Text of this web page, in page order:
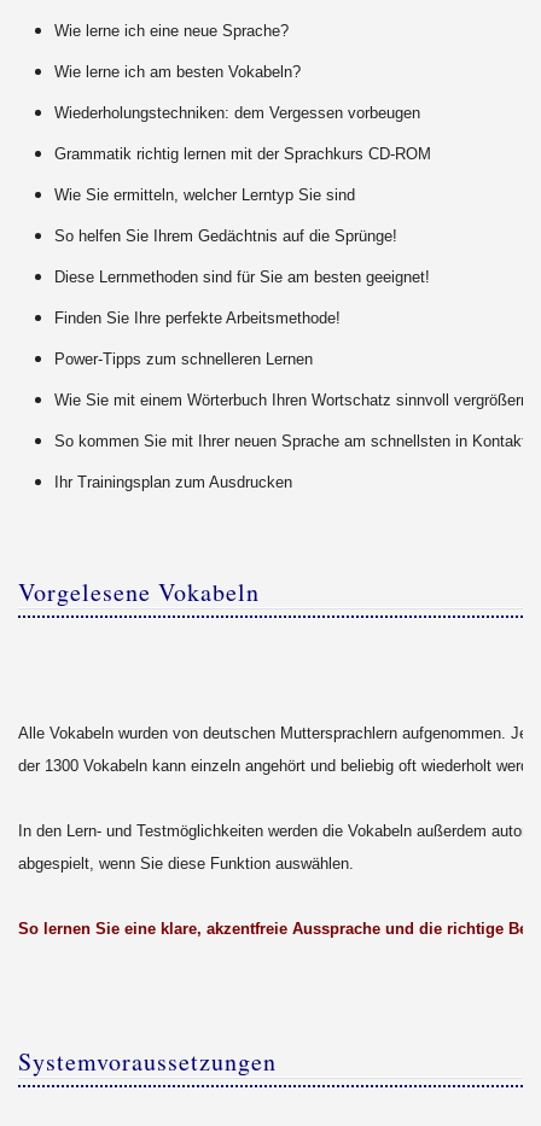
Wie lerne ich eine neue Sprache?
Wie lerne ich am besten Vokabeln?
Wiederholungstechniken: dem Vergessen vorbeugen
Grammatik richtig lernen mit der Sprachkurs CD-ROM
Wie Sie ermitteln, welcher Lerntyp Sie sind
So helfen Sie Ihrem Gedächtnis auf die Sprünge!
Diese Lernmethoden sind für Sie am besten geeignet!
Finden Sie Ihre perfekte Arbeitsmethode!
Power-Tipps zum schnelleren Lernen
Wie Sie mit einem Wörterbuch Ihren Wortschatz sinnvoll vergrößern
So kommen Sie mit Ihrer neuen Sprache am schnellsten in Kontakt
Ihr Trainingsplan zum Ausdrucken
Vorgelesene Vokabeln
Alle Vokabeln wurden von deutschen Muttersprachlern aufgenommen.
der 1300 Vokabeln kann einzeln angehört und beliebig oft wiederholt
In den Lern- und Testmöglichkeiten werden die Vokabeln außerdem
abgespielt, wenn Sie diese Funktion auswählen.
So lernen Sie eine klare, akzentfreie Aussprache und die richtige
Systemvoraussetzungen